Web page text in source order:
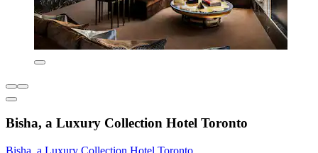
Bisha, a Luxury Collection Hotel Toronto
Bisha, a Luxury Collection Hotel Toronto